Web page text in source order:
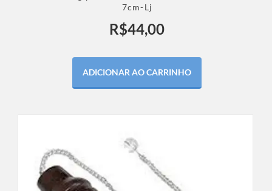
7cm-Lj
R$44,00
ADICIONAR AO CARRINHO